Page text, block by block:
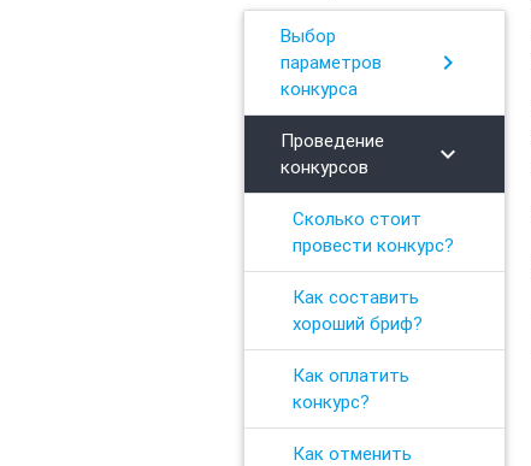
Выбор
параметров
конкурса
chevron_right
Проведение
конкурсов
chevron_right
Сколько стоит
провести конкурс?
Как составить
хороший бриф?
Как оплатить
конкурс?
Как отменить